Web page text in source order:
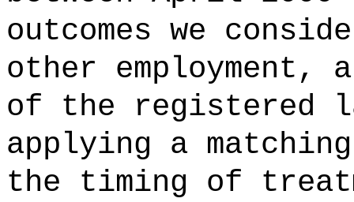
outcomes we
other employment,
of the registered
applying a
the timing of